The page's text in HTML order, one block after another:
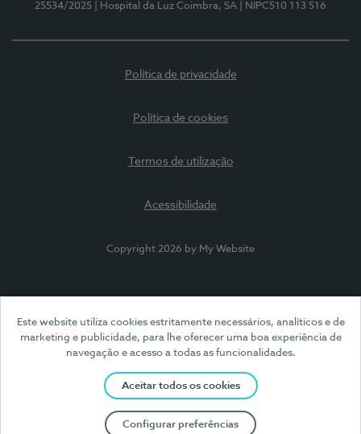
Este website utiliza cookies estritamente necessários, analíticos e de
marketing e publicidade, para lhe oferecer uma boa experiência de
navegação e acesso a todas as funcionalidades.
Aceitar todos os cookies
Configurar preferências
25534/2025
| Hospital da Luz Coimbra, SA | NIPC510 113 516
Política de privacidade
Política de cookies
Termos de utilização
Acessibilidade
Copyright 2026 by My Website